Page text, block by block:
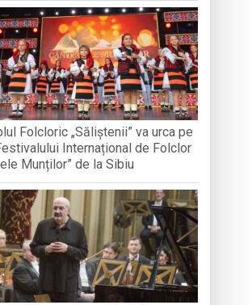
„Legături Literare”
culturale
Folcloric „Săliștenii” va urca pe
Internațional de Folclor
Munților” de la Sibiu